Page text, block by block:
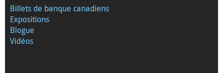
Billets de banque canadiens
Expositions
Blogue
Vidéos